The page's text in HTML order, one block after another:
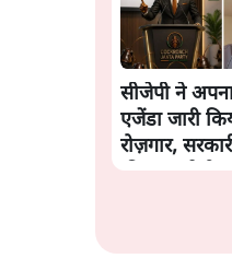
सीजेपी ने
एजेंडा जारी
रोज़गार,